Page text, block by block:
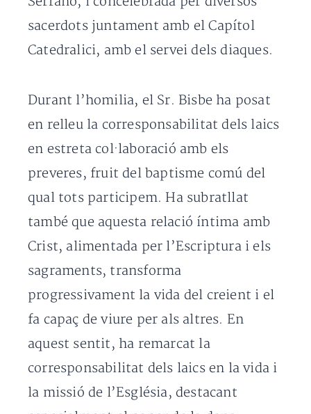
sacerdots juntament amb el Capítol
Catedralici, amb el servei dels diaques.
Durant l’homilia, el Sr. Bisbe ha posat
en relleu la corresponsabilitat dels laics
en estreta col·laboració amb els
preveres, fruit del baptisme comú del
qual tots participem. Ha subratllat
també que aquesta relació íntima amb
Crist, alimentada per l’Escriptura i els
sagraments, transforma
progressivament la vida del creient i el
fa capaç de viure per als altres. En
aquest sentit, ha remarcat la
corresponsabilitat dels laics en la vida i
la missió de l’Església, destacant